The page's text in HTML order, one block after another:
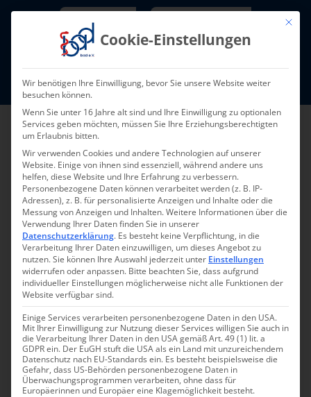
Skip
Fort- und Weiterbildung I Termine
Zugriff nur für bad-
Mitglieder
Benutzername oder E-Mail-Adresse
Passwort
Mit
Cookie-Einstellungen
Wir benötigen Ihre Einwilligung, bevor Sie unsere Website weiter
besuchen können.
Wenn Sie unter 16 Jahre alt sind und Ihre Einwilligung zu optionalen
Services geben möchten, müssen Sie Ihre Erziehungsberechtigten
um Erlaubnis bitten.
Wir verwenden Cookies und andere Technologien auf unserer
Website. Einige von ihnen sind essenziell, während andere uns
helfen, diese Website und Ihre Erfahrung zu verbessern.
Personenbezogene Daten können verarbeitet werden (z. B. IP-
Adressen), z. B. für personalisierte Anzeigen und Inhalte oder die
Messung von Anzeigen und Inhalten.Weitere Informationen über die
Verwendung Ihrer Daten finden Sie in unserer
Datenschutzerklärung. Es besteht keine Verpflichtung, in die
Verarbeitung Ihrer Daten einzuwilligen, um dieses Angebot zu
nutzen.Sie können Ihre Auswahl jederzeit unter Einstellungen
widerrufen oder anpassen. Bitte beachten Sie, dass aufgrund
individueller Einstellungen möglicherweise nicht alle Funktionen der
Website verfügbar sind.
Einige Services verarbeiten personenbezogene Daten in den USA.
Mit Ihrer Einwilligung zur Nutzung dieser Services willigen Sie auch in
die Verarbeitung Ihrer Daten in den USA gemäß Art. 49 (1) lit. a
GDPR ein. Der EuGH stuft die USA als ein Land mit unzureichendem
Datenschutz nach EU-Standards ein. Es besteht beispielsweise die
Gefahr, dass US-Behörden personenbezogene Daten in
Überwachungsprogrammen verarbeiten, ohne dass für
Europäerinnen und Europäer eine Klagemöglichkeit besteht.